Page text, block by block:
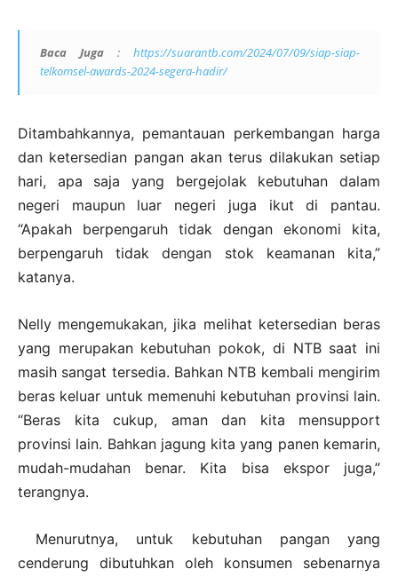
Baca Juga : https://suarantb.com/2024/07/09/siap-siap-
telkomsel-awards-2024-segera-hadir/
Ditambahkannya, pemantauan perkembangan harga
dan ketersedian pangan akan terus dilakukan setiap
hari, apa saja yang bergejolak kebutuhan dalam
negeri maupun luar negeri juga ikut di pantau.
“Apakah berpengaruh tidak dengan ekonomi kita,
berpengaruh tidak dengan stok keamanan kita,”
katanya.
Nelly mengemukakan, jika melihat ketersedian beras
yang merupakan kebutuhan pokok, di NTB saat ini
masih sangat tersedia. Bahkan NTB kembali mengirim
beras keluar untuk memenuhi kebutuhan provinsi lain.
“Beras kita cukup, aman dan kita mensupport
provinsi lain. Bahkan jagung kita yang panen kemarin,
mudah-mudahan benar. Kita bisa ekspor juga,”
terangnya.
Menurutnya, untuk kebutuhan pangan yang
cenderung dibutuhkan oleh konsumen sebenarnya